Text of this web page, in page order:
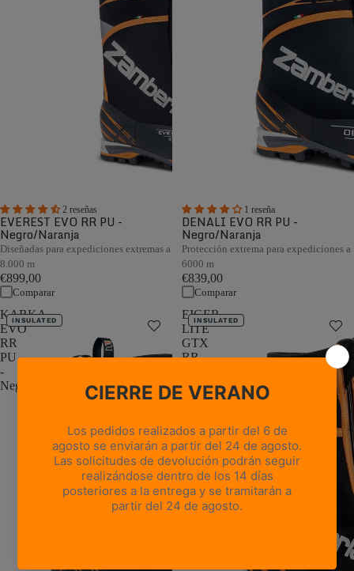
2 reseñas
EVEREST EVO RR PU -
Negro/Naranja
Diseñadas para expediciones extremas a
8.000 m
€899,00
Comparar
1 reseña
DENALI EVO RR PU -
Negro/Naranja
Protección extrema para expediciones a
6000 m
€839,00
Comparar
KARKA
EVO
RR
PU
-
Negro/Naranja
INSULATED
EIGER
LITE
GTX
RR
PU
-
INSULATED